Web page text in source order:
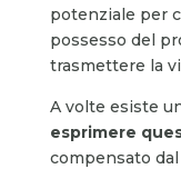
potenziale per
possesso del
trasmettere la
A volte esiste
esprimere
compensato